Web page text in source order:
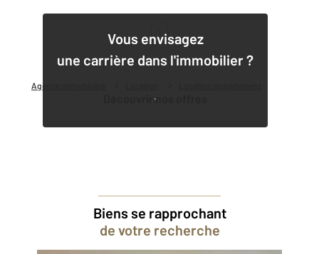
Agence immobilière
Vous envisagez
une carrière dans l'immobilier ?
Découvrir nos offres
Biens se rapprochant
de votre recherche